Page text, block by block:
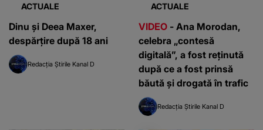
ACTUALE
Dinu și Deea Maxer,
despărțire după 18 ani
Redacția Știrile Kanal D
ACTUALE
VIDEO - Ana Morodan,
celebra „contesă
digitală”, a fost reținută
după ce a fost prinsă
băută și drogată în trafic
Redacția Știrile Kanal D